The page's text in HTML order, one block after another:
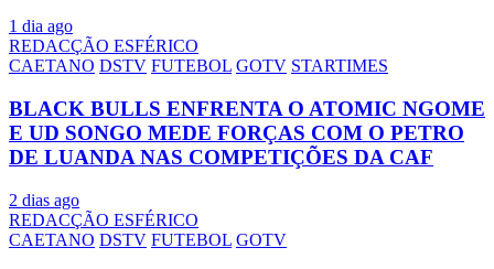
1 dia ago
REDACÇÃO ESFÉRICO
CAETANO DSTV FUTEBOL GOTV STARTIMES
BLACK BULLS ENFRENTA O ATOMIC NGOME
E UD SONGO MEDE FORÇAS COM O PETRO
DE LUANDA NAS COMPETIÇÕES DA CAF
2 dias ago
REDACÇÃO ESFÉRICO
CAETANO DSTV FUTEBOL GOTV